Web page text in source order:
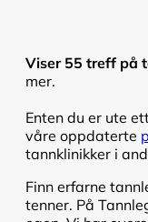
Viser 55 treff på
mer.
Enten du er ute
våre oppdaterte
tannklinikker i
Finn erfarne
tenner. På